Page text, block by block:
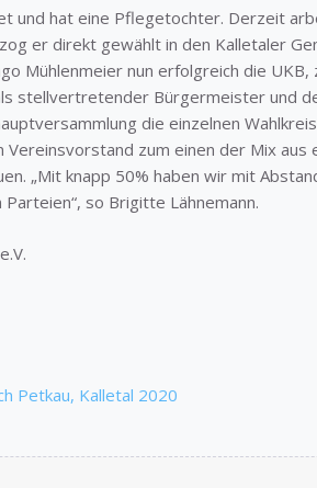
und hat eine Pflegetochter. Derzeit
er direkt gewählt in den Kalletaler
Mühlenmeier nun erfolgreich die
stellvertretender Bürgermeister und
die einzelnen
zum einen der Mix aus
„Mit knapp 50% haben wir mit
so Brigitte Lähnemann.
Petkau, Kalletal 2020